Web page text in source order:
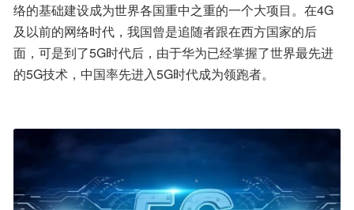
络的基础建设成为世界各国重中之重的一个大项目。在4G
及以前的网络时代，我国曾是追随者跟在西方国家的后
面，可是到了5G时代后，由于华为已经掌握了世界最先进
的5G技术，中国率先进入5G时代成为领跑者。